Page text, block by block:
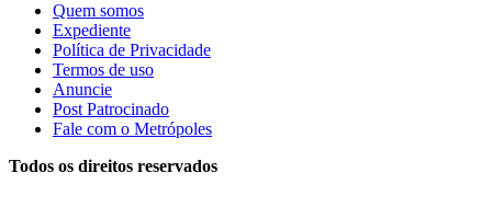
Quem somos
Expediente
Política de Privacidade
Termos de uso
Anuncie
Post Patrocinado
Fale com o Metrópoles
Todos os direitos reservados